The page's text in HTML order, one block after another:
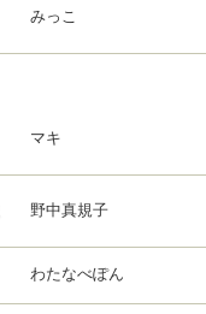
みっこ
マキ
野中真規子
わたなべぽん